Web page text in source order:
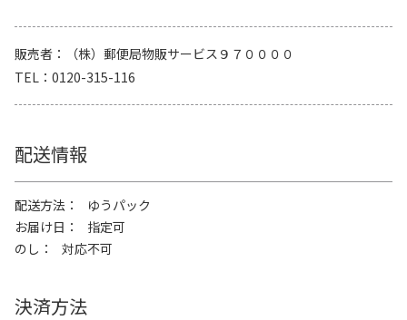
販売者
（株）郵便局物販サービス９７００００
TEL
0120-315-116
配送情報
配送方法
ゆうパック
お届け日
指定可
のし
対応不可
決済方法